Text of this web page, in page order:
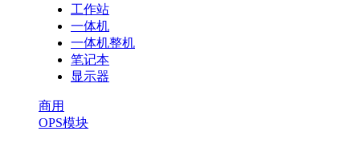
工作站
一体机
一体机整机
笔记本
显示器
商用
OPS模块